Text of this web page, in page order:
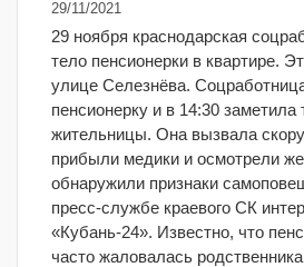
29/11/2021
29 ноября краснодарская
тело пенсионерки в квартире.
улице Селезнёва.
пенсионерку и в 14:30 заметила
жительницы. Она вызвала
прибыли медики и осмотрели
обнаружили признаки
пресс-службе краевого СК
«Кубань-24». Известно, что
часто жаловалась